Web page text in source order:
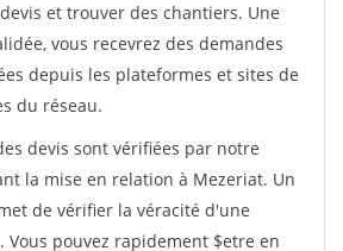
et trouver des chantiers. Une
vous recevrez des demandes
depuis les plateformes et sites de
du réseau.
devis sont vérifiées par notre
la mise en relation à Mezeriat. Un
de vérifier la véracité d'une
Vous pouvez rapidement $etre en